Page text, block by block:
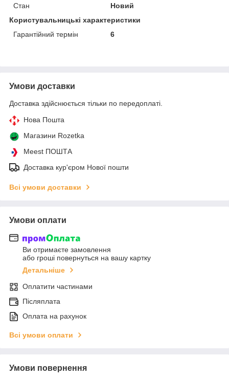
Стан
Новий
Користувальницькі характеристики
Гарантійний термін
6
Умови доставки
Доставка здійснюється тільки по передоплаті.
Нова Пошта
Магазини Rozetka
Meest ПОШТА
Доставка кур'єром Нової пошти
Всі умови доставки
Умови оплати
Ви отримаєте замовлення
або гроші повернуться на вашу картку
Детальніше
Оплатити частинами
Післяплата
Оплата на рахунок
Всі умови оплати
Умови повернення